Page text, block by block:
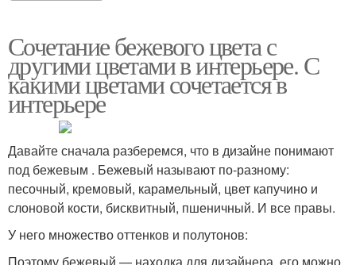
Сочетание бежевого цвета с
другими цветами в интерьере. С
какими цветами сочетается в
интерьере
Давайте сначала разберемся, что в дизайне понимают
под бежевым . Бежевый называют по-разному:
песочный, кремовый, карамельный, цвет капучино и
слоновой кости, бисквитный, пшеничный. И все правы.
У него множество оттенков и полутонов: